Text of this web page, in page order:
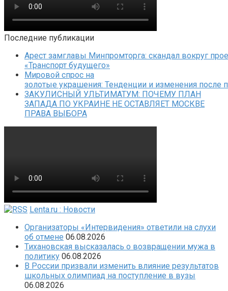
Последние публикации
Арест замглавы Минпромторга: скандал вокруг
«Транспорт будущего»
Мировой спрос на
золотые украшения: Тенденции и изменения после
ЗАКУЛИСНЫЙ УЛЬТИМАТУМ: ПОЧЕМУ ПЛАН
ЗАПАДА ПО УКРАИНЕ НЕ ОСТАВЛЯЕТ МОСКВЕ
ПРАВА ВЫБОРА
Lenta.ru : Новости
Организаторы «Интервидения» ответили на слухи
об отмене 06.08.2026
Тихановская высказалась о возвращении мужа в
политику 06.08.2026
В России призвали изменить влияние результатов
школьных олимпиад на поступление в вузы
06.08.2026